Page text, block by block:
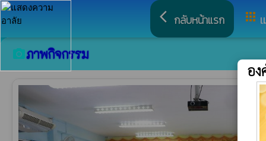
arrow_back_ios กลับหน้าแรก apps
camera_altภาพกิจกรรม
อ